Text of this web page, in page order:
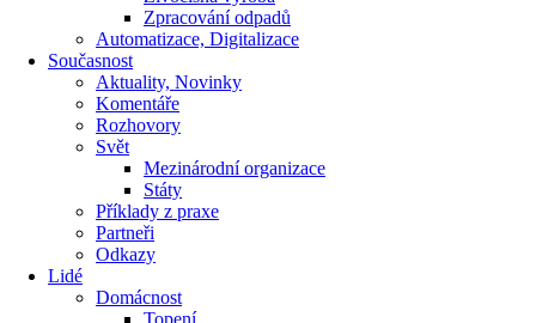
Zpracování odpadů
Automatizace, Digitalizace
Současnost
Aktuality, Novinky
Komentáře
Rozhovory
Svět
Mezinárodní organizace
Státy
Příklady z praxe
Partneři
Odkazy
Lidé
Domácnost
Topení